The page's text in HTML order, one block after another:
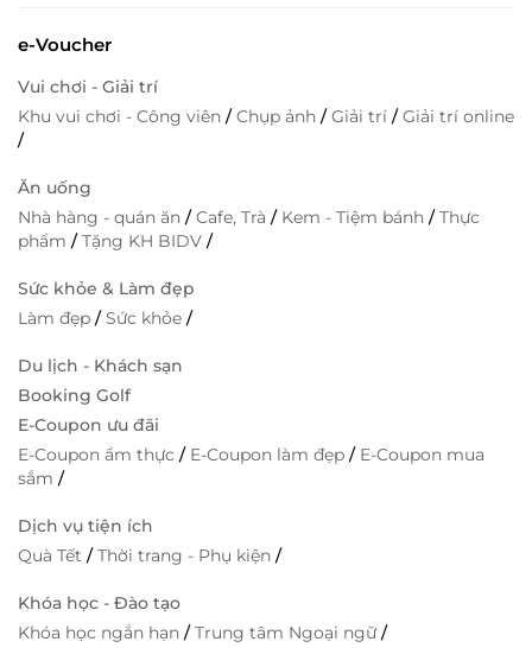
e-Voucher
Vui chơi - Giải trí
Khu vui chơi - Công viên /Chụp ảnh /Giải trí /Giải trí online
/
Ăn uống
Nhà hàng - quán ăn /Cafe, Trà / Kem - Tiệm bánh /Thực
phẩm /Tặng KH BIDV /
Sức khỏe & Làm đẹp
Làm đẹp /Sức khỏe /
Du lịch - Khách sạn
Booking Golf
E-Coupon ưu đãi
E-Coupon ẩm thực / E-Coupon làm đẹp / E-Coupon mua
sắm /
Dịch vụ tiện ích
Quà Tết /Thời trang - Phụ kiện /
Khóa học - Đào tạo
Khóa học ngắn hạn /Trung tâm Ngoại ngữ/